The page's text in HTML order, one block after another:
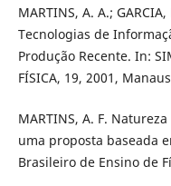
MARTINS, A. A.;
Tecnologias de
Produção Recente. In:
FÍSICA, 19, 2001,
MARTINS, A. F.
uma proposta baseada
Brasileiro de Ensino de